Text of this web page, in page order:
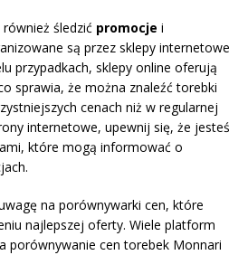
śledzić promocje i
są przez sklepy internetowe
przypadkach, sklepy online oferują
sprawia, że można znaleźć torebki
cenach niż w regularnej
internetowe, upewnij się, że jesteś
które mogą informować o
na porównywarki cen, które
najlepszej oferty. Wiele platform
porównywanie cen torebek Monnari